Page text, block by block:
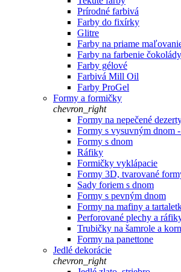
Prírodné farbivá
Farby do fixírky
Glitre
Farby na priame
Farby na farbenie čokolády
Farby gélové
Farbivá Mill Oil
Farby ProGel
Formy a formičky
chevron_right
Formy na nepečené
Formy s vysuvným dnom
Formy s dnom
Ráfiky
Formičky vyklápacie
Formy 3D, tvarované
Sady foriem s dnom
Formy s pevným dnom
Formy na mafiny a
Perforované plechy a
Trubičky na šamrole a
Formy na panettone
Jedlé dekorácie
chevron_right